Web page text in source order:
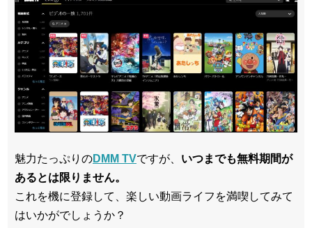
魅力たっぷりのDMM TVですが、 いつまでも無料期間が
あるとは限りません。
これを機に登録して、楽しい動画ライフを満喫してみて
はいかがでしょうか？